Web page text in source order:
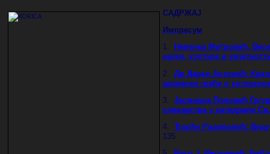
САДРЖАЈ
Импресум
1.
Невенка Митровић,
науке, културе и
2.
Др Дарко Антонић:
архивске грађе о
3.
Јасминка Поповић
сликарства у катедрали
4.
Ђорђе Радивовић:
135